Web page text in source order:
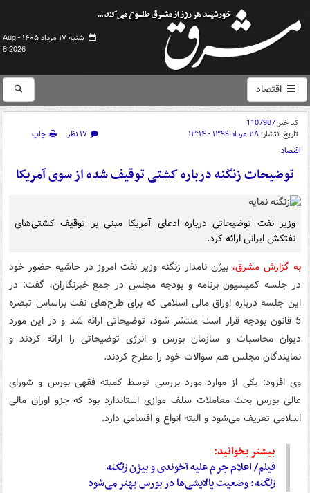
شنبه ۱۷ مرداد ۱۴۰۵ -
Aug
8 2026
اقتصاد
کد خبر1107987
تاریخ انتشار: ۲۸ مرداد ۱۳۹۹ - ۱۳:۱۴ ۱۷ نظر
چاپ
اقتصاد
توضیحات زنگنه درباره کشتی توقیف شده از سوی آمریکا
وزیر نفت توضیحاتی درباره ادعای آمریکا مبنی بر توقیف کشتی‌های
نفتکش ایرانی ارائه کرد.
به گزارش مشرق، بیژن نامدار زنگنه وزیر نفت امروز در حاشیه حضور خود
در جلسه کمیسیون برنامه و بودجه مجلس در جمع خبرنگاران، گفت: در
این جلسه درباره اوراق مالی اسلامی که برای طرح‌های نفت براساس تبصره
5 قانون بودجه قرار است منتشر شود، توضیحاتی ارائه شد و در این مورد
دیوان محاسبات و سازمان بورس و انرژی توضیحاتی را ارائه کردند و
نمایندگان مجلس هم سوالات خود را مطرح کردند.
وی افزود: یکی از موارد مورد بررسی توسط کمیته فقهی بورس و شورای
عالی بورس بحث معاملات سلف موازی استاندارد بود که جزو اوراق مالی
اسلامی تعریف می‌شود و البته انواع و اقسامی دارد.
بیشتر بخوانید:
فیلم/ اعلام جرم علیه آخوندی و بیژنزنگنه
زنگنه: وضعیت پالایشی‌ها در بورس بهتر می‌شود